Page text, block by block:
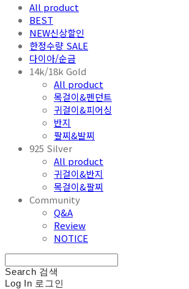
All product
BEST
NEW신상할인
한정수량 SALE
다이아/순금
14k/18k Gold
All product
목걸이&펜던트
귀걸이&피어싱
반지
팔찌&발찌
925 Silver
All product
귀걸이&반지
목걸이&팔찌
Community
Q&A
Review
NOTICE
Search 검색
Log In 로그인